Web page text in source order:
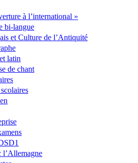
à l’international »
bi-langue
et Culture de l’Antiquité
latin
de chant
l’Allemagne